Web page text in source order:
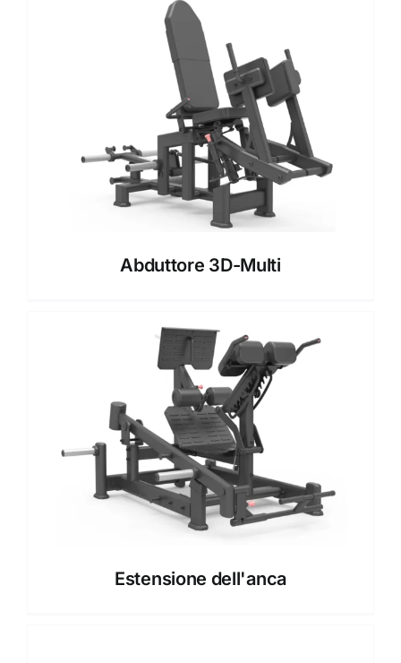
Abduttore 3D-Multi
Estensione dell'anca